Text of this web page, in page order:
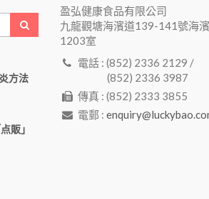
方法
販」
盈弘健康食品有限公司
九龍觀塘海濱道139-141號海
1203室
電話 : (852) 2336 2129 /
(852) 2336 3987
傳真 : (852) 2333 3855
電郵 :